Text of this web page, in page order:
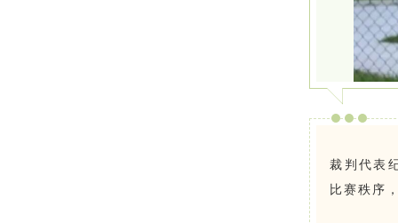
裁判代表
比赛秩序